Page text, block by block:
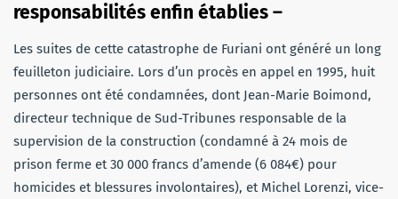
responsabilités enfin établies –
Les suites de cette catastrophe de Furiani ont généré un long
feuilleton judiciaire. Lors d’un procès en appel en 1995, huit
personnes ont été condamnées, dont Jean-Marie Boimond,
directeur technique de Sud-Tribunes responsable de la
supervision de la construction (condamné à 24 mois de
prison ferme et 30 000 francs d’amende (6 084€) pour
homicides et blessures involontaires), et Michel Lorenzi, vice-